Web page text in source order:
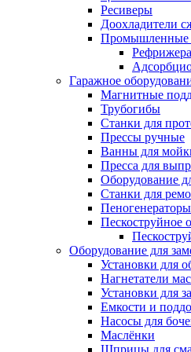
Ресиверы
Доохладители
Промышленные
Гаражное
Магнитные
Трубогибы
Станки для
Прессы ручные
Ванны для
Пресса для
Оборудование
Станки для
Пеногенераторы
Пескоструйное
Оборудование для
Установки для
Нагнетатели
Установки для
Емкости и
Насосы для
Маслёнки
Шприцы для